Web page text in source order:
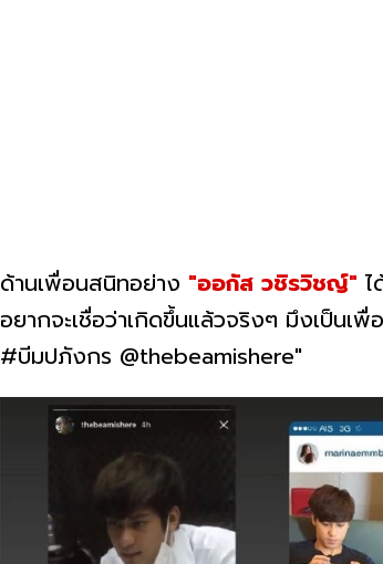
ด้านเพื่อนสนิทอย่าง "ออกัส วชิรวิชญ์"
อยากจะเชื่อว่าเกิดขึ้นแล้วจริงๆ มึงเป็นเ
#บีมปภังกร @thebeamishere"